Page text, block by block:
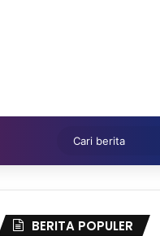
BERITA POPULER